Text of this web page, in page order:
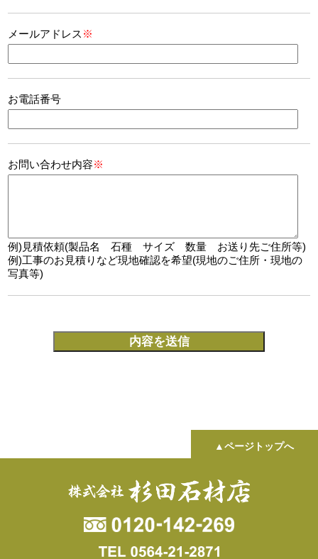
メールアドレス ※
お電話番号
お問い合わせ内容※
例)見積依頼(製品名 石種 サイズ 数量 お送り先ご住所等)
例)工事のお見積りなど現地確認を希望(現地のご住所・現地の
写真等)
▲ページトップへ